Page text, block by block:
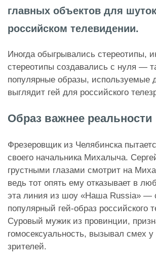
главных объектов для
российском телевидении.
Иногда обыгрывались стереотипы,
стереотипы создавались с нуля —
популярные образы, используемые
выглядит гей для российского
Образ важнее реальности
Фрезеровщик из Челябинска
своего начальника Михалыча.
грустными глазами смотрит на
ведь тот опять ему отказывает в
эта линия из шоу «Наша Russia» —
популярный гей-образ российского
Суровый мужик из провинции,
гомосексуальность, вызывал смех
зрителей.